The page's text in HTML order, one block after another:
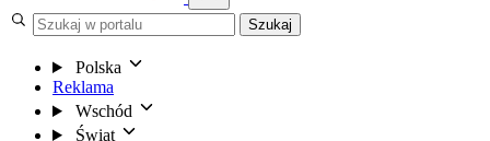
Szukaj
Polska
Reklama
Wschód
Świat